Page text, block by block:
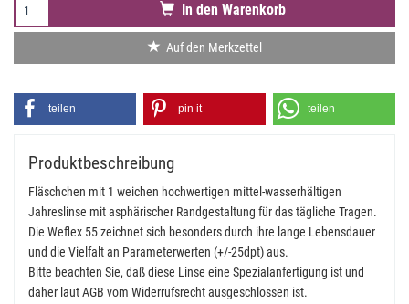
In den Warenkorb
Auf den Merkzettel
teilen pin it teilen
Produktbeschreibung
Fläschchen mit 1 weichen hochwertigen mittel-wasserhältigen
Jahreslinse mit asphärischer Randgestaltung für das tägliche Tragen.
Die Weflex 55 zeichnet sich besonders durch ihre lange Lebensdauer
und die Vielfalt an Parameterwerten (+/-25dpt) aus.
Bitte beachten Sie, daß diese Linse eine Spezialanfertigung ist und
daher laut AGB vom Widerrufsrecht ausgeschlossen ist.